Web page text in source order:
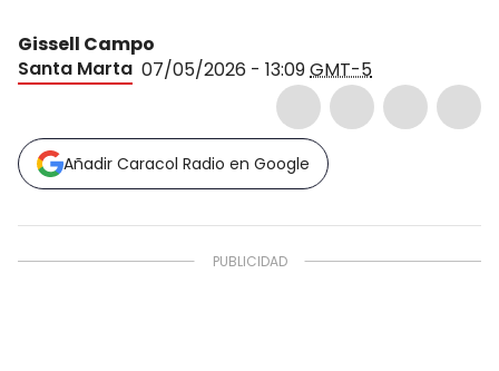
Gissell Campo
Santa Marta 07/05/2026 - 13:09GMT-5
Añadir Caracol Radio en Google